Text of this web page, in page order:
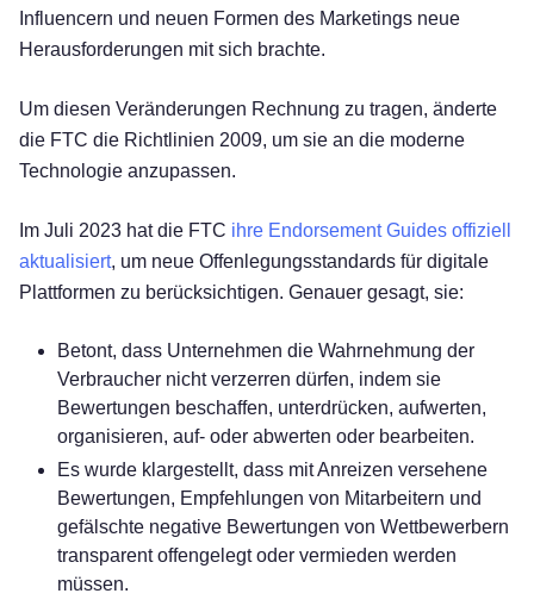
Influencern und neuen Formen des Marketings neue
Herausforderungen mit sich brachte.
Um diesen Veränderungen Rechnung zu tragen, änderte
die FTC die Richtlinien 2009, um sie an die moderne
Technologie anzupassen.
Im Juli 2023 hat die FTC ihre Endorsement Guides offiziell
aktualisiert, um neue Offenlegungsstandards für digitale
Plattformen zu berücksichtigen. Genauer gesagt, sie:
Betont, dass Unternehmen die Wahrnehmung der
Verbraucher nicht verzerren dürfen, indem sie
Bewertungen beschaffen, unterdrücken, aufwerten,
organisieren, auf- oder abwerten oder bearbeiten.
Es wurde klargestellt, dass mit Anreizen versehene
Bewertungen, Empfehlungen von Mitarbeitern und
gefälschte negative Bewertungen von Wettbewerbern
transparent offengelegt oder vermieden werden
müssen.